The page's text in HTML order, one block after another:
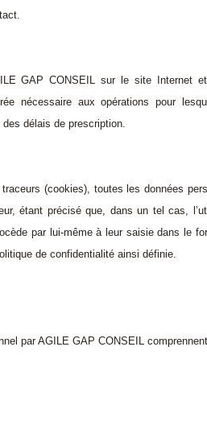
GAP CONSEIL sur le site Internet
nécessaire aux opérations pour
délais de prescription.
(cookies), toutes les données
étant précisé que, dans un tel cas,
par lui-même à leur saisie dans le
de confidentialité ainsi définie.
par AGILE GAP CONSEIL